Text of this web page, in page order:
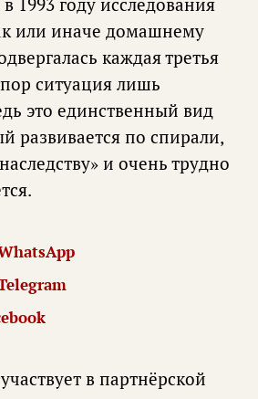
или иначе домашнему
каждая третья
ситуация лишь
это единственный вид
развивается по спирали,
и очень трудно
в партнёрской